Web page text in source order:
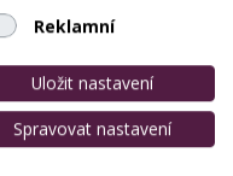
Reklamní
Uložit nastavení
Spravovat nastavení